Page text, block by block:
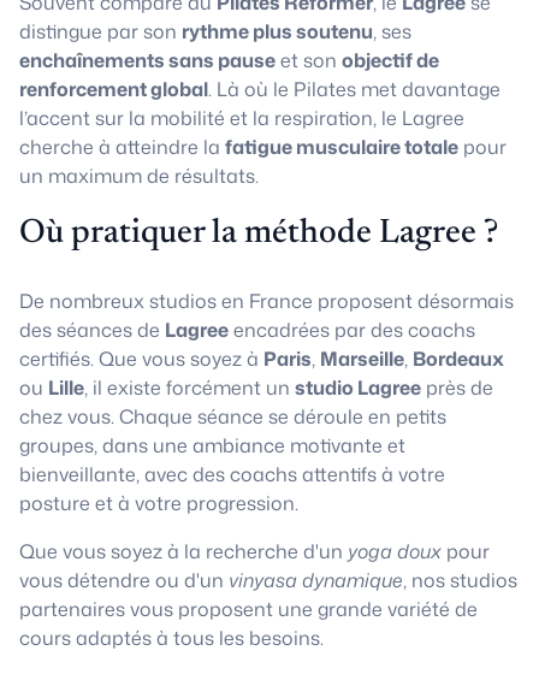
distingue par son rythme plus soutenu, ses
enchaînements sans pauseet son objectif de
renforcement global. Là où le Pilates met davantage
l’accent sur la mobilité et la respiration, le Lagree
cherche à atteindre la fatigue musculaire totale pour
un maximum de résultats.
Où pratiquer la méthode Lagree ?
De nombreux studios en France proposent désormais
des séances de Lagreeencadrées par des coachs
certifiés. Que vous soyez à Paris, Marseille, Bordeaux
ou Lille, il existe forcément un studio Lagree près de
chez vous. Chaque séance se déroule en petits
groupes, dans une ambiance motivante et
bienveillante, avec des coachs attentifs à votre
posture et à votre progression.
Que vous soyez à la recherche d'un yoga doux pour
vous détendre ou d'un vinyasa dynamique, nos studios
partenaires vous proposent une grande variété de
cours adaptés à tous les besoins.